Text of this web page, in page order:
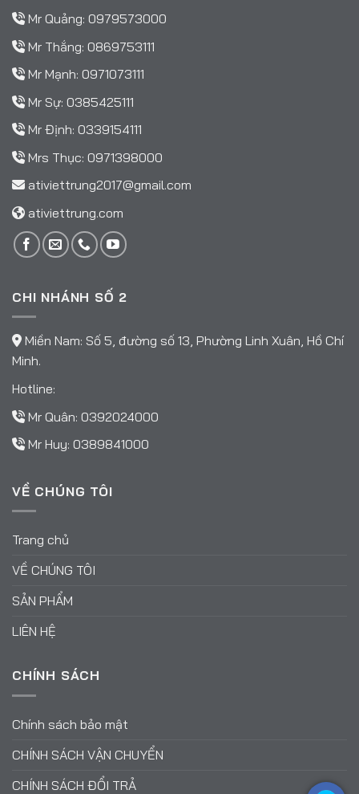
Mr Quảng: 0979573000
Mr Thắng: 0869753111
Mr Mạnh: 0971073111
Mr Sự: 0385425111
Mr Định: 0339154111
Mrs Thục: 0971398000
ativiettrung2017@gmail.com
ativiettrung.com
CHI NHÁNH SỐ 2
Miền Nam: Số 5, đường số 13, Phường Linh Xuân, Hồ Chí
Minh.
Hotline:
Mr Quân: 0392024000
Mr Huy: 0389841000
VỀ CHÚNG TÔI
Trang chủ
VỀ CHÚNG TÔI
SẢN PHẨM
LIÊN HỆ
CHÍNH SÁCH
Chính sách bảo mật
CHÍNH SÁCH VẬN CHUYỂN
CHÍNH SÁCH ĐỔI TRẢ